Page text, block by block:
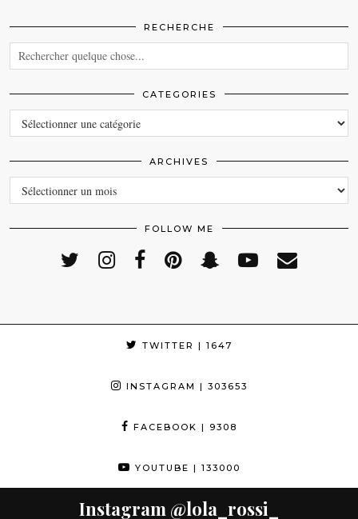
RECHERCHE
CATEGORIES
CATEGORIES
ARCHIVES
ARCHIVES
FOLLOW ME
TWITTER | 1647
INSTAGRAM | 303653
FACEBOOK | 9308
YOUTUBE | 133000
Instagram @lola_rossi_